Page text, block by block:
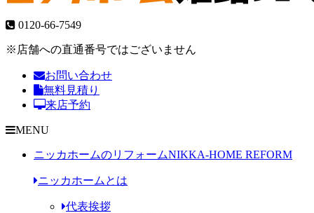
0120-66-7549
※店舗への直通番号ではございません
お問い合わせ
無料見積り
来店予約
MENU
ニッカホームのリフォームNIKKA-HOME REFORM
ニッカホームとは
代表挨拶